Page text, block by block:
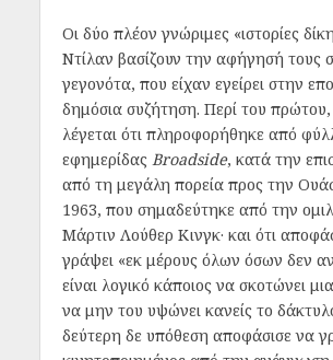
Οι δύο πλέον γνώριμες «ιστορίες
Ντίλαν βασίζουν την αφήγησή τους
γεγονότα, που είχαν εγείρει στην
δημόσια συζήτηση. Περί του
λέγεται ότι πληροφορήθηκε από
εφημερίδας Broadside, κατά την
από τη μεγάλη πορεία προς την
1963, που σημαδεύτηκε από την
Μάρτιν Λούθερ Κινγκ· και ότι
γράψει «εκ μέρους όλων όσων δεν
είναι λογικό κάποιος να σκοτώνει
να μην του υψώνει κανείς το
δεύτερη δε υπόθεση αποφάσισε να